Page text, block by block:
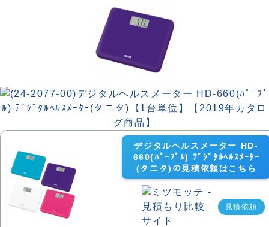
デジタルヘルスメーター HD-
660(ﾊﾟｰﾌﾟﾙ) ﾃﾞｼﾞﾀﾙﾍﾙｽﾒｰﾀｰ
(タニタ)の見積依頼はこちら
見積依頼